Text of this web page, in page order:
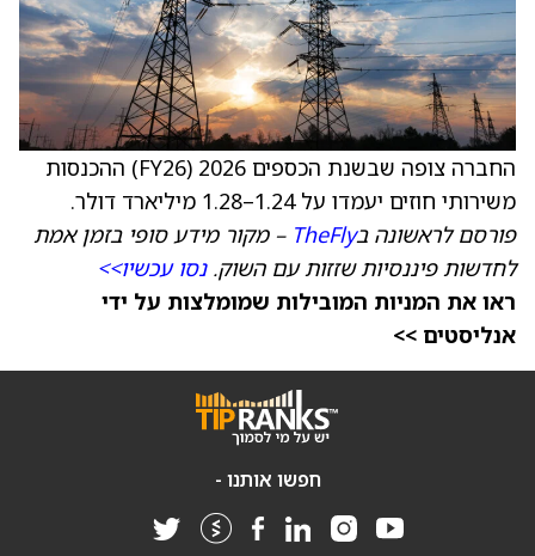
החברה צופה שבשנת הכספים 2026 (FY26) ההכנסות
משירותי חוזים יעמדו על 1.24–1.28 מיליארד דולר.
פורסם לראשונה בTheFly – מקור מידע סופי בזמן אמת
לחדשות פיננסיות שזזות עם השוק.נסו עכשיו>>
ראו את המניות המובילות שמומלצות על ידי
אנליסטים >>
חפשו אותנו -